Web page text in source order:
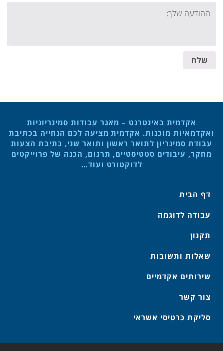
Your
message:
שלח
אקדמית באינטרנט – מאגר עבודות סמינריוניות
ואקדמאיות מוכנות. אקדמית מציעה לכם הנחייה בכתיבת
עבודת סמינריון לתואר ראשון ותואר שני, כתיבת הצעות
מחקר, עיבודים סטטיסטיים, תרגום, הכנה של פרוייקטים
לדוקטורט ועוד…
דף הבית
עבודה לדוגמה
תקנון
שאלות ותשובות
שירותים אקדמיים
צור קשר
סליקת כרטיסי אשראי